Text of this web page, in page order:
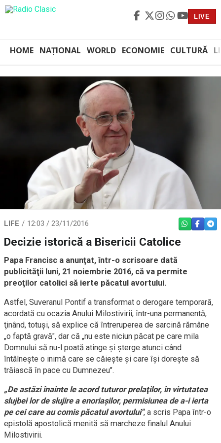
LIVE
HOME NAȚIONAL WORLD ECONOMIE CULTURĂ
LIFE 12:03 / 23/11/2016 WHATSAPP
Decizie istorică a Bisericii Catolice
Papa Francisc a anunţat, într-o scrisoare dată
publicităţii luni, 21 noiembrie 2016, că va permite
preoţilor catolici să ierte păcatul avortului.
Astfel, Suveranul Pontif a transformat o derogare temporară,
acordată cu ocazia Anului Milostivirii, într-una permanentă,
ţinând, totuşi, să explice că întreruperea de sarcină rămâne
„o faptă gravă", dar că „nu este niciun păcat pe care mila
Domnului să nu-l poată atinge şi şterge atunci când
întâlneşte o inimă care se căieşte şi care îşi doreşte să
trăiască în pace cu Dumnezeu".
„De astăzi înainte le acord tuturor prelaţilor, în virtutatea
slujbei lor de slujire a enoriaşilor, permisiunea de a-i ierta
pe cei care au comis păcatul avortului", a scris Papa într-o
epistolă apostolică menită să marcheze finalul Anului
Milostivirii.